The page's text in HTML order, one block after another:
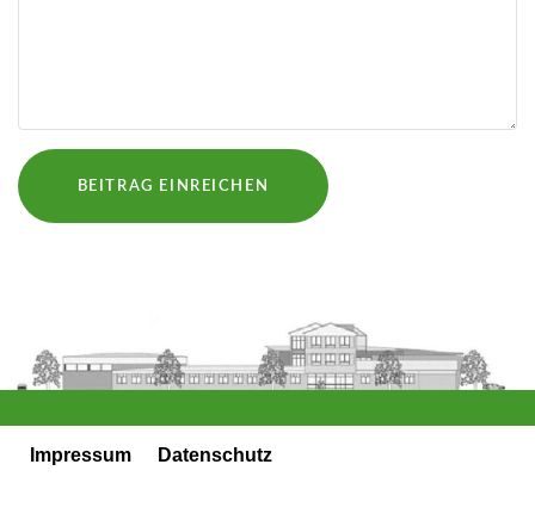
Impressum Datenschutz